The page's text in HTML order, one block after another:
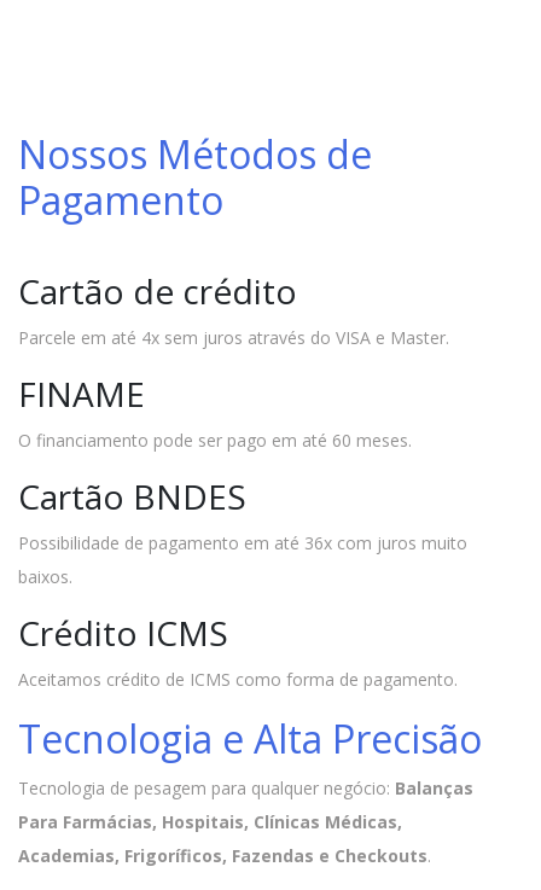
Nossos Métodos de
Pagamento
Cartão de crédito
Parcele em até 4x sem juros através do VISA e Master.
FINAME
O financiamento pode ser pago em até 60 meses.
Cartão BNDES
Possibilidade de pagamento em até 36x com juros muito
baixos.
Crédito ICMS
Aceitamos crédito de ICMS como forma de pagamento.
Tecnologia e Alta Precisão
Tecnologia de pesagem para qualquer negócio: Balanças
Para Farmácias, Hospitais, Clínicas Médicas,
Academias, Frigoríficos, Fazendas e Checkouts.